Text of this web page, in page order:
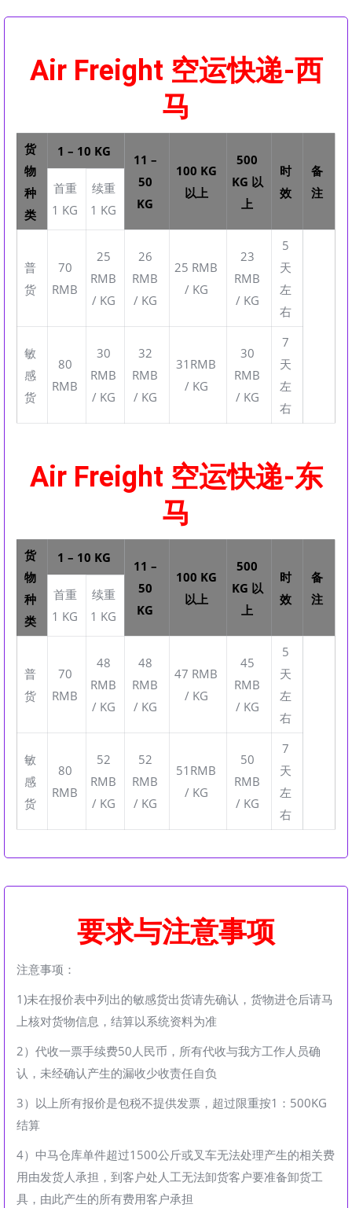
Air Freight 空运快递-西
马
货
物
种
类
1 – 10 KG
11 –
50
KG
100 KG
以上
500
KG 以
上
时
效
备
注
首重
1 KG
续重
1 KG
普
货
70
RMB
25
RMB
/ KG
26
RMB
/ KG
25 RMB
/ KG
23
RMB
/ KG
5
天
左
右
敏
感
货
80
RMB
30
RMB
/ KG
32
RMB
/ KG
31RMB
/ KG
30
RMB
/ KG
7
天
左
右
Air Freight 空运快递-东
马
货
物
种
类
1 – 10 KG
11 –
50
KG
100 KG
以上
500
KG 以
上
时
效
备
注
首重
1 KG
续重
1 KG
普
货
70
RMB
48
RMB
/ KG
48
RMB
/ KG
47 RMB
/ KG
45
RMB
/ KG
5
天
左
右
敏
感
货
80
RMB
52
RMB
/ KG
52
RMB
/ KG
51RMB
/ KG
50
RMB
/ KG
7
天
左
右
要求与注意事项
注意事项：
1)未在报价表中列出的敏感货出货请先确认，货物进仓后请马
上核对货物信息，结算以系统资料为准
2）代收一票手续费50人民币，所有代收与我方工作人员确
认，未经确认产生的漏收少收责任自负
3）以上所有报价是包税不提供发票，超过限重按1：500KG
结算
4）中马仓库单件超过1500公斤或叉车无法处理产生的相关费
用由发货人承担，到客户处人工无法卸货客户要准备卸货工
具，由此产生的所有费用客户承担